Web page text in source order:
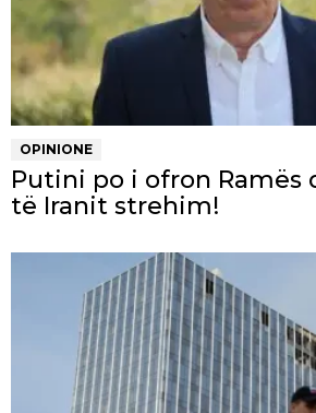
OPINIONE
Putini po i ofron Ramës
të Iranit strehim!